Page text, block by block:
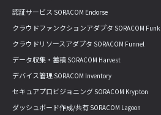
認証サービス SORACOM Endorse
クラウドファンクションアダプタ SORACOM Funk
クラウドリソースアダプタ SORACOM Funnel
データ収集・蓄積 SORACOM Harvest
デバイス管理 SORACOM Inventory
セキュアプロビジョニング SORACOM Krypton
ダッシュボード作成/共有 SORACOM Lagoon